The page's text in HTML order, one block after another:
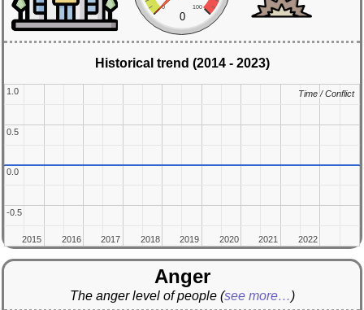
0 100
0
Historical trend (2014 - 2023)
2015
2015 2016
2016 2017
2017 2018
2018 2019
2019 2020
2020 2021
2021 2022
2022
-0.5
-0.5
0.0
0.0
0.5
0.5
1.0
1.0 Time / Conflict
Time / Conflict
Anger
The anger level of people (see more…)